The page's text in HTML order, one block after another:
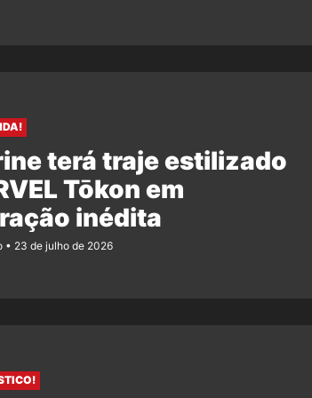
terá traje estilizado
Tōkon em
inédita
23 de julho de 2026